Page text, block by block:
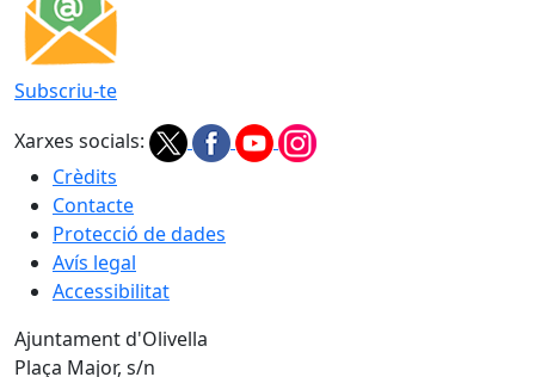
Subscriu-te
Xarxes socials:
Crèdits
Contacte
Protecció de dades
Avís legal
Accessibilitat
Ajuntament d'Olivella
Plaça Major, s/n